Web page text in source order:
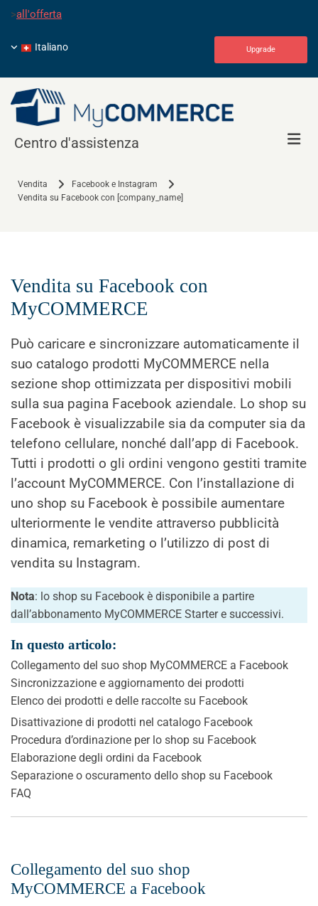
>all'offerta
Upgrade
Italiano
Centro d'assistenza
Vendita
Facebook e Instagram
Vendita su Facebook con [company_name]
Vendita su Facebook con
MyCOMMERCE
Può caricare e sincronizzare automaticamente il
suo catalogo prodotti MyCOMMERCE nella
sezione shop ottimizzata per dispositivi mobili
sulla sua pagina Facebook aziendale. Lo shop su
Facebook è visualizzabile sia da computer sia da
telefono cellulare, nonché dall’app di Facebook.
Tutti i prodotti o gli ordini vengono gestiti tramite
l’account MyCOMMERCE. Con l’installazione di
uno shop su Facebook è possibile aumentare
ulteriormente le vendite attraverso pubblicità
dinamica, remarketing o l’utilizzo di post di
vendita su Instagram.
Nota: lo shop su Facebook è disponibile a partire
dall’abbonamento MyCOMMERCE Starter e successivi.
In questo articolo:
Collegamento del suo shop MyCOMMERCE a Facebook
Sincronizzazione e aggiornamento dei prodotti
Elenco dei prodotti e delle raccolte su Facebook
Disattivazione di prodotti nel catalogo Facebook
Procedura d’ordinazione per lo shop su Facebook
Elaborazione degli ordini da Facebook
Separazione o oscuramento dello shop su Facebook
FAQ
Collegamento del suo shop
MyCOMMERCE a Facebook